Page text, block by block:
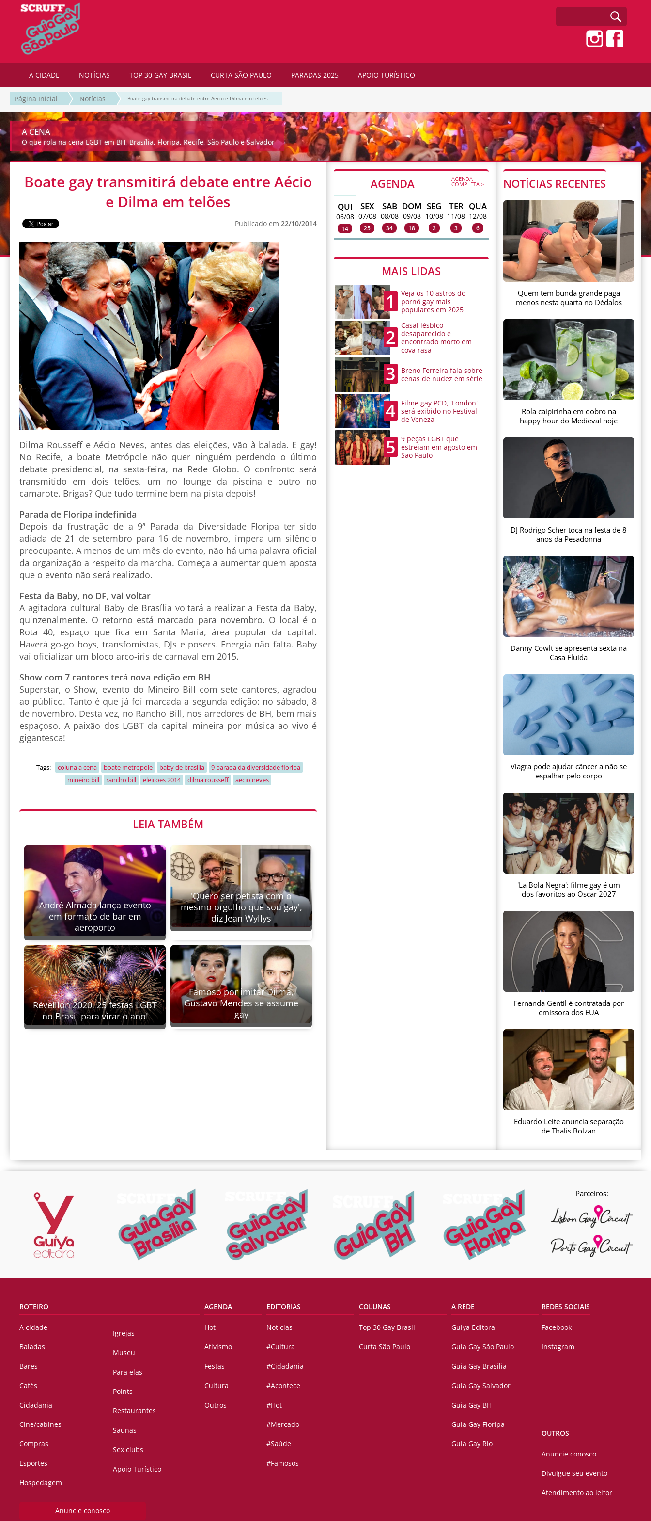
A CIDADE NOTÍCIAS TOP 30 GAY BRASIL CURTA SÃO PAULO PARADAS 2025 APOIO TURÍSTICO
Página Inicial Notícias Boate gay transmitirá debate entre Aécio e Dilma em telões
A CENA
O que rola na cena LGBT em BH, Brasília, Floripa, Recife, São Paulo e Salvador
Boate gay transmitirá debate entre Aécio
e Dilma em telões
Publicado em 22/10/2014
Dilma Rousseff e Aécio Neves, antes das eleições, vão à balada. E gay!
No Recife, a boate Metrópole não quer ninguém perdendo o último
debate presidencial, na sexta-feira, na Rede Globo. O confronto será
transmitido em dois telões, um no lounge da piscina e outro no
camarote. Brigas? Que tudo termine bem na pista depois!
Parada de Floripa indefinida
Depois da frustração de a 9ª Parada da Diversidade Floripa ter sido
adiada de 21 de setembro para 16 de novembro, impera um silêncio
preocupante. A menos de um mês do evento, não há uma palavra oficial
da organização a respeito da marcha. Começa a aumentar quem aposta
que o evento não será realizado.
Festa da Baby, no DF, vai voltar
A agitadora cultural Baby de Brasília voltará a realizar a Festa da Baby,
quinzenalmente. O retorno está marcado para novembro. O local é o
Rota 40, espaço que fica em Santa Maria, área popular da capital.
Haverá go-go boys, transfomistas, DJs e posers. Energia não falta. Baby
vai oficializar um bloco arco-íris de carnaval em 2015.
Show com 7 cantores terá nova edição em BH
Superstar, o Show, evento do Mineiro Bill com sete cantores, agradou
ao público. Tanto é que já foi marcada a segunda edição: no sábado, 8
de novembro. Desta vez, no Rancho Bill, nos arredores de BH, bem mais
espaçoso. A paixão dos LGBT da capital mineira por música ao vivo é
gigantesca!
Tags: coluna a cena boate metropole baby de brasilia
9 parada da diversidade floripa
mineiro bill
rancho bill eleicoes 2014 dilma rousseff aecio neves
LEIA TAMBÉM
André Almada lança evento
em formato de bar em
aeroporto
'Quero ser petista com o
mesmo orgulho que sou gay',
diz Jean Wyllys
Réveillon 2020: 25 festas LGBT
no Brasil para virar o ano!
Famoso por imitar Dilma,
Gustavo Mendes se assume
gay
AGENDA AGENDA
COMPLETA >
QUI
06/08
14
SEX
07/08
25
SAB
08/08
34
DOM
09/08
18
SEG
10/08
2
TER
11/08
3
QUA
12/08
6
MAIS LIDAS
1
Veja os 10 astros do
pornô gay mais
populares em 2025
2
Casal lésbico
desaparecido é
encontrado morto em
cova rasa
3
Breno Ferreira fala sobre
cenas de nudez em série
4
Filme gay PCD, 'London'
será exibido no Festival
de Veneza
5
9 peças LGBT que
estreiam em agosto em
São Paulo
NOTÍCIAS RECENTES
Quem tem bunda grande paga
menos nesta quarta no Dédalos
Rola caipirinha em dobro na
happy hour do Medieval hoje
DJ Rodrigo Scher toca na festa de 8
anos da Pesadonna
Danny Cowlt se apresenta sexta na
Casa Fluida
Viagra pode ajudar câncer a não se
espalhar pelo corpo
'La Bola Negra': filme gay é um
dos favoritos ao Oscar 2027
Fernanda Gentil é contratada por
emissora dos EUA
Eduardo Leite anuncia separação
de Thalis Bolzan
Parceiros:
ROTEIRO
A cidade
Baladas
Bares
Cafés
Cidadania
Cine/cabines
Compras
Esportes
Hospedagem
Igrejas
Museu
Para elas
Points
Restaurantes
Saunas
Sex clubs
Apoio Turístico
Anuncie conosco
AGENDA
Hot
Ativismo
Festas
Cultura
Outros
EDITORIAS
Notícias
#Cultura
#Cidadania
#Acontece
#Hot
#Mercado
#Saúde
#Famosos
COLUNAS
Top 30 Gay Brasil
Curta São Paulo
A REDE
Guiya Editora
Guia Gay São Paulo
Guia Gay Brasilia
Guia Gay Salvador
Guia Gay BH
Guia Gay Floripa
Guia Gay Rio
REDES SOCIAIS
Facebook
Instagram
OUTROS
Anuncie conosco
Divulgue seu evento
Atendimento ao leitor